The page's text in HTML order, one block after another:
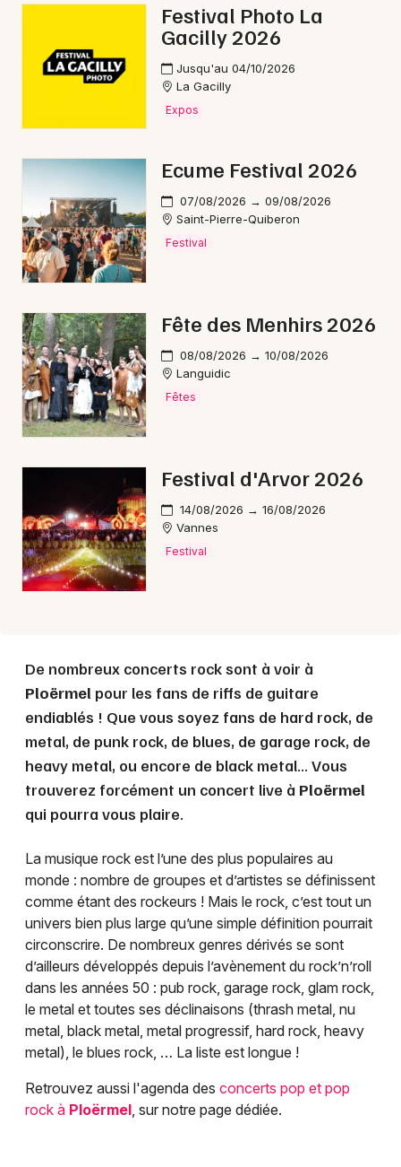
Newsletter des sorties
Artistes en tournée
Magazine à Ploërmel
56 - Morbihan
Choisir mes départements
Je m'abonne
Festival Photo La
Gacilly 2026
Jusqu'au 04/10/2026
La Gacilly
Expos
Ecume Festival 2026
07/08/2026 → 09/08/2026
Saint-Pierre-Quiberon
Festival
Fête des Menhirs 2026
08/08/2026 → 10/08/2026
Languidic
Fêtes
Festival d'Arvor 2026
14/08/2026 → 16/08/2026
Vannes
Festival
De nombreux concerts rock sont à voir à
Ploërmel pour les fans de riffs de guitare
endiablés ! Que vous soyez fans de hard rock, de
metal, de punk rock, de blues, de garage rock, de
heavy metal, ou encore de black metal... Vous
trouverez forcément un concert live à Ploërmel
qui pourra vous plaire.
La musique rock est l’une des plus populaires au
monde : nombre de groupes et d’artistes se définissent
comme étant des rockeurs ! Mais le rock, c’est tout un
univers bien plus large qu’une simple définition pourrait
circonscrire. De nombreux genres dérivés se sont
d’ailleurs développés depuis l’avènement du rock’n’roll
dans les années 50 : pub rock, garage rock, glam rock,
le metal et toutes ses déclinaisons (thrash metal, nu
metal, black metal, metal progressif, hard rock, heavy
metal), le blues rock, … La liste est longue !
Retrouvez aussi l'agenda des concerts pop et pop
rock à Ploërmel, sur notre page dédiée.